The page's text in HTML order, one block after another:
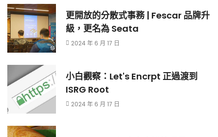
更開放的分散式事務 | Fescar 品牌升
級，更名為 Seata
2024 年 6 月 17 日
小白觀察：Let's Encrpt 正過渡到
ISRG Root
2024 年 6 月 17 日